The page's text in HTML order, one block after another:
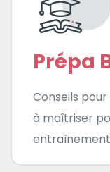
Prépa
Conseils
à maîtriser